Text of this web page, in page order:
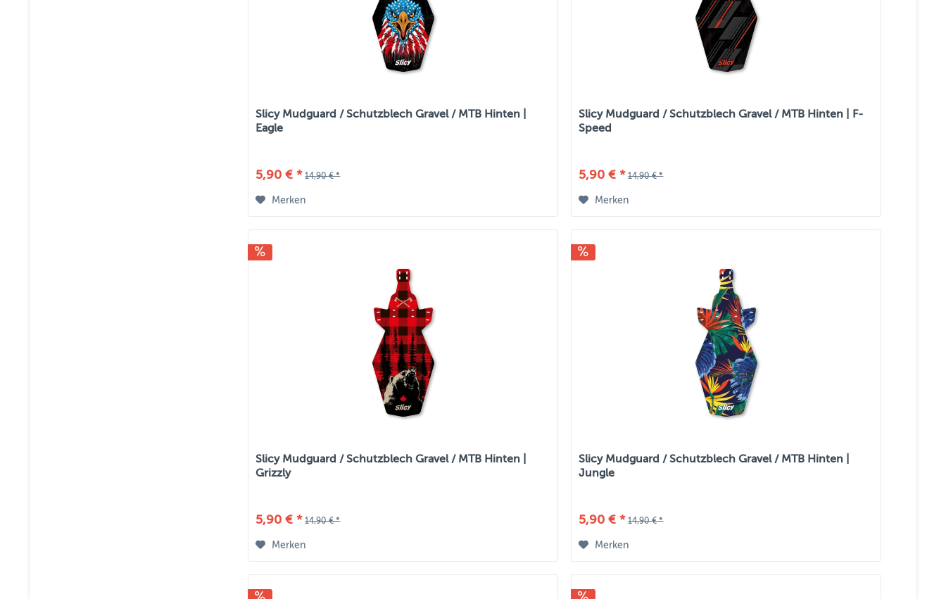
Slicy Mudguard / Schutzblech Gravel / MTB Hinten |
Eagle
5,90 € * 14,90 € *
Merken
Slicy Mudguard / Schutzblech Gravel / MTB Hinten | F-
Speed
5,90 € * 14,90 € *
Merken
Slicy Mudguard / Schutzblech Gravel / MTB Hinten |
Grizzly
5,90 € * 14,90 € *
Merken
Slicy Mudguard / Schutzblech Gravel / MTB Hinten |
Jungle
5,90 € * 14,90 € *
Merken